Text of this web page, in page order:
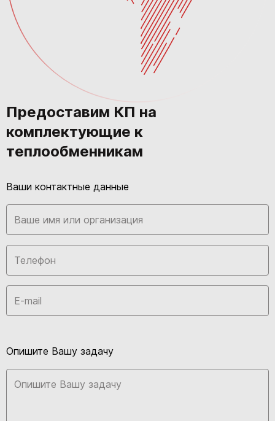
Предоставим КП на
комплектующие к
теплообменникам
Ваши контактные данные
Опишите Вашу задачу